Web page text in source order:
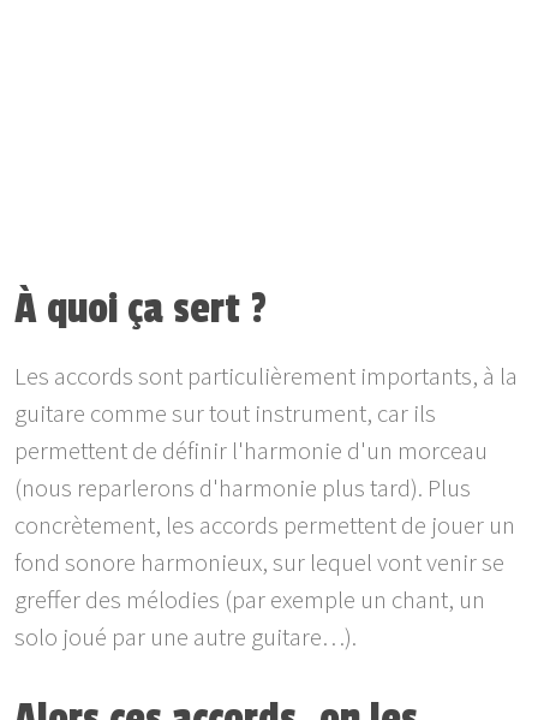
À quoi ça sert ?
Les accords sont particulièrement importants, à la
guitare comme sur tout instrument, car ils
permettent de définir l'harmonie d'un morceau
(nous reparlerons d'harmonie plus tard). Plus
concrètement, les accords permettent de jouer un
fond sonore harmonieux, sur lequel vont venir se
greffer des mélodies (par exemple un chant, un
solo joué par une autre guitare…).